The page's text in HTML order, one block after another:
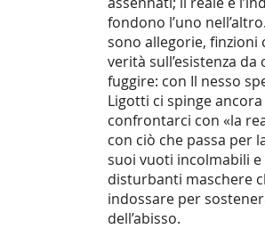
fondono l’uno
sono allegorie, finzioni
verità sull’esistenza
fuggire: con Il nesso
Ligotti ci spinge
confrontarci con «la
con ciò che passa per
suoi vuoti incolmabili e
disturbanti maschere
indossare per
dell’abisso.